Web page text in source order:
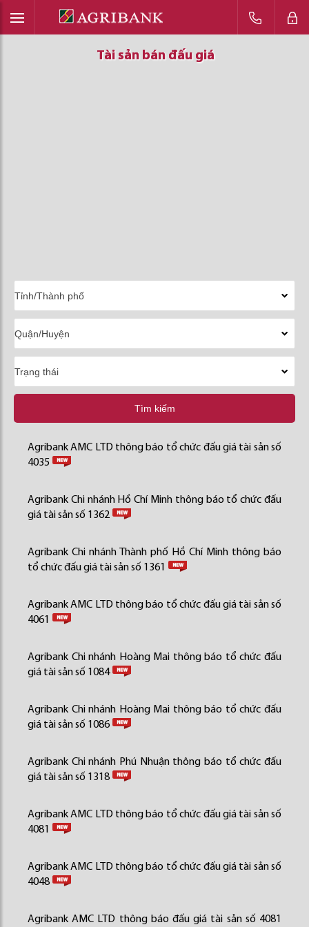
Tài sản bán đấu giá
Tài sản bán đấu giá
Tài sản bán đấu giá
Tìm kiếm
Agribank AMC LTD thông báo tổ chức đấu giá tài sản số
4035
Agribank Chi nhánh Hồ Chí Minh thông báo tổ chức đấu
giá tài sản số 1362
Agribank Chi nhánh Thành phố Hồ Chí Minh thông báo
tổ chức đấu giá tài sản số 1361
Agribank AMC LTD thông báo tổ chức đấu giá tài sản số
4061
Agribank Chi nhánh Hoàng Mai thông báo tổ chức đấu
giá tài sản số 1084
Agribank Chi nhánh Hoàng Mai thông báo tổ chức đấu
giá tài sản số 1086
Agribank Chi nhánh Phú Nhuận thông báo tổ chức đấu
giá tài sản số 1318
Agribank AMC LTD thông báo tổ chức đấu giá tài sản số
4081
Agribank AMC LTD thông báo tổ chức đấu giá tài sản số
4048
Agribank AMC LTD thông báo đấu giá tài sản số 4081